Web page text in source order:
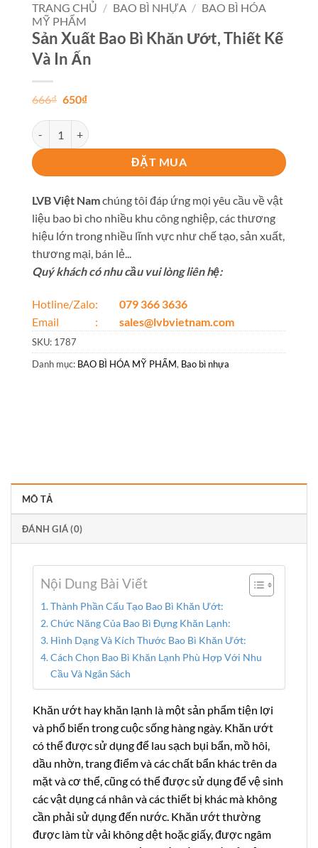
TRANG CHỦ / BAO BÌ NHỰA / BAO BÌ HÓA
MỸ PHẨM
Sản Xuất Bao Bì Khăn Ướt, Thiết Kế
Và In Ấn
666₫ Giá
là:
666₫.
650₫Giá
là:
650₫.
Sản Xuất Bao Bì Khăn Ướt, Thiết Kế Và In Ấn số lượng
ĐẶT MUA
LVB Việt Namchúng tôi đáp ứng mọi yêu cầu về vật
liệu bao bì cho nhiều khu công nghiệp, các thương
hiệu lớn trong nhiều lĩnh vực như chế tạo, sản xuất,
thương mại, bán lẻ...
Quý khách có nhu cầu vui lòng liên hệ:
Hotline/Zalo:
079 366 3636
Email :
sales@lvbvietnam.com
SKU: 1787
Danh mục: BAO BÌ HÓA MỸ PHẨM, Bao bì nhựa
MÔ TẢ
ĐÁNH GIÁ (0)
Nội Dung Bài Viết
Thành Phần Cấu Tạo Bao Bì Khăn Ướt:
Chức Năng Của Bao Bì Đựng Khăn Lạnh:
Hình Dạng Và Kích Thước Bao Bì Khăn Ướt:
Cách Chọn Bao Bì Khăn Lạnh Phù Hợp Với Nhu
Cầu Và Ngân Sách
Khăn ướt hay khăn lạnh là một sản phẩm tiện lợi
và phổ biến trong cuộc sống hàng ngày. Khăn ướt
có thể được sử dụng để lau sạch bụi bẩn, mồ hôi,
dầu nhờn, trang điểm và các chất bẩn khác trên da
mặt và cơ thể, cũng có thể được sử dụng để vệ sinh
các vật dụng cá nhân và các thiết bị khác mà không
cần phải sử dụng đến nước. Khăn ướt thường
được làm từ vải không dệt hoặc giấy, được ngâm